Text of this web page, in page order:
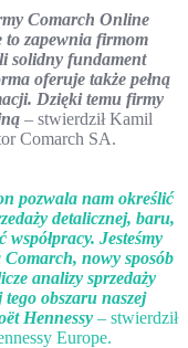
Comarch Online
to zapewnia firmom
solidny fundament
oferuje także pełną
Dzięki temu firmy
– stwierdził Kamil
Comarch SA.
pozwala nam określić
detalicznej, baru,
Jesteśmy
Comarch, nowy sposób
analizy sprzedaży
obszaru naszej
Hennessy – stwierdził
Europe.